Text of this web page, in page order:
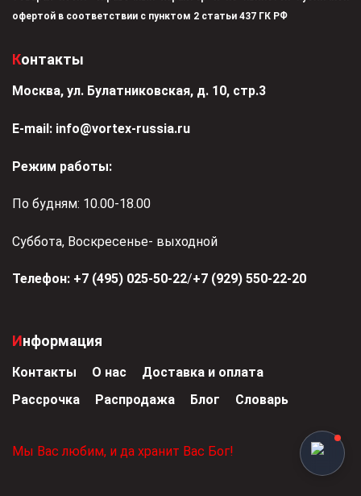
офертой в соответствии с пунктом 2 статьи 437 ГК РФ
Контакты
Москва, ул. Булатниковская, д. 10, стр.3
Е-mail: info@vortex-russia.ru
Режим работы:
По будням: 10.00-18.00
Суббота, Воскресенье- выходной
Телефон: +7 (495) 025-50-22/+7 (929) 550-22-20
Информация
Контакты О нас
Доставка и оплата
Рассрочка
Распродажа Блог Словарь
Мы Вас любим, и да хранит Вас Бог!